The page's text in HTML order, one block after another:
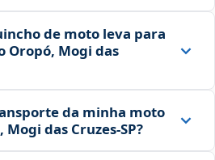
de moto leva para
Oropó, Mogi das
da minha moto
das Cruzes‑SP?